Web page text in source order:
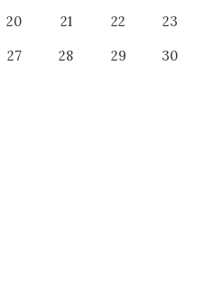
20 21 22
23
27 28 29
30